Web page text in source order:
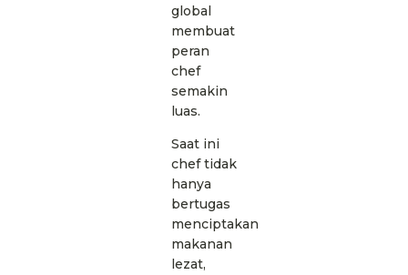
global
membuat
peran
chef
semakin
luas.
Saat ini
chef tidak
hanya
bertugas
menciptakan
makanan
lezat,